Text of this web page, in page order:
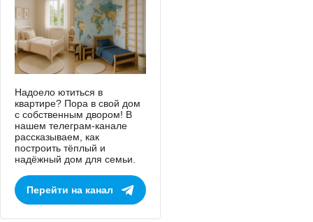
Надоело ютиться в
квартире? Пора в свой дом
с собственным двором! В
нашем телеграм-канале
рассказываем, как
построить тёплый и
надёжный дом для семьи.
Перейти на канал